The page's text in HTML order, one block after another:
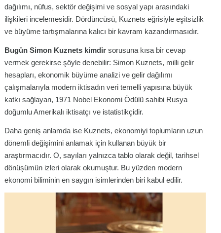
dağılımı, nüfus, sektör değişimi ve sosyal yapı arasındaki
ilişkileri incelemesidir. Dördüncüsü, Kuznets eğrisiyle eşitsizlik
ve büyüme tartışmalarına kalıcı bir kavram kazandırmasıdır.
Bugün Simon Kuznets kimdir sorusuna kısa bir cevap
vermek gerekirse şöyle denebilir: Simon Kuznets, milli gelir
hesapları, ekonomik büyüme analizi ve gelir dağılımı
çalışmalarıyla modern iktisadın veri temelli yapısına büyük
katkı sağlayan, 1971 Nobel Ekonomi Ödülü sahibi Rusya
doğumlu Amerikalı iktisatçı ve istatistikçidir.
Daha geniş anlamda ise Kuznets, ekonomiyi toplumların uzun
dönemli değişimini anlamak için kullanan büyük bir
araştırmacıdır. O, sayıları yalnızca tablo olarak değil, tarihsel
dönüşümün izleri olarak okumuştur. Bu yüzden modern
ekonomi biliminin en saygın isimlerinden biri kabul edilir.